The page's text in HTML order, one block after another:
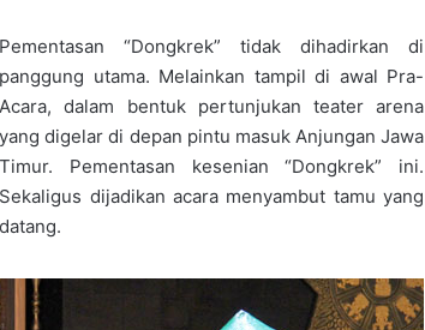
Pementasan “Dongkrek” tidak dihadirkan di
panggung utama. Melainkan tampil di awal Pra-
Acara, dalam bentuk pertunjukan teater arena
yang digelar di depan pintu masuk Anjungan Jawa
Timur. Pementasan kesenian “Dongkrek” ini.
Sekaligus dijadikan acara menyambut tamu yang
datang.